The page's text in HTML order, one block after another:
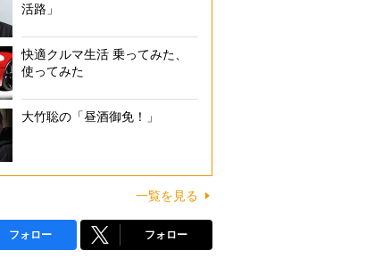
活路」
快適クルマ生活 乗ってみた、
使ってみた
大竹聡の「昼酒御免！」
一覧を見る
フォロー フォロー